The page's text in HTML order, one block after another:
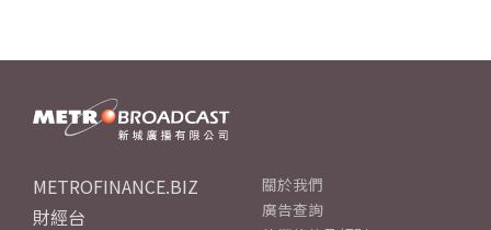
METROFINANCE.BIZ
財經台
關於我們
廣告查詢